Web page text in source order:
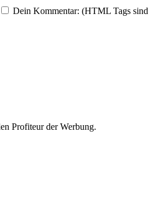
Dein Kommentar: (HTML Tags sind
Profiteur der Werbung.